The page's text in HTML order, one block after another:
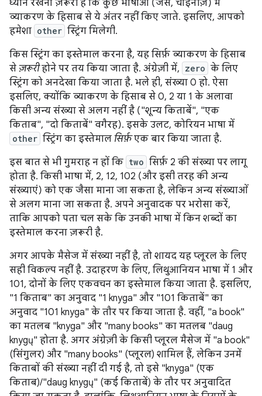
ध्यान रखना ज़रूरी है कि कुछ भाषाओं (जैसे, चाइनीज़) में
व्याकरण के हिसाब से ये अंतर नहीं किए जाते. इसलिए, आपको
हमेशा other स्ट्रिंग मिलेगी.
किस स्ट्रिंग का इस्तेमाल करना है, यह सिर्फ़ व्याकरण के हिसाब
से ज़रूरीहोने पर तय किया जाता है. अंग्रेज़ी में, zero के लिए
स्ट्रिंग को अनदेखा किया जाता है. भले ही, संख्या 0 हो. ऐसा
इसलिए, क्योंकि व्याकरण के हिसाब से 0, 2 या 1 के अलावा
किसी अन्य संख्या से अलग नहीं है ("शून्य किताबें", "एक
किताब", "दो किताबें" वगैरह). इसके उलट, कोरियन भाषा में
other स्ट्रिंग का इस्तेमाल सिर्फ़एक बार किया जाता है.
इस बात से भी गुमराह न हों कि two सिर्फ़ 2 की संख्या पर लागू
होता है. किसी भाषा में, 2, 12, 102 (और इसी तरह की अन्य
संख्याएं) को एक जैसा माना जा सकता है, लेकिन अन्य संख्याओं
से अलग माना जा सकता है. अपने अनुवादक पर भरोसा करें,
ताकि आपको पता चल सके कि उनकी भाषा में किन शब्दों का
इस्तेमाल करना ज़रूरी है.
अगर आपके मैसेज में संख्या नहीं है, तो शायद यह प्लूरल के लिए
सही विकल्प नहीं है. उदाहरण के लिए, लिथुआनियन भाषा में 1 और
101, दोनों के लिए एकवचन का इस्तेमाल किया जाता है. इसलिए,
"1 किताब" का अनुवाद "1 knyga" और "101 किताबें" का
अनुवाद "101 knyga" के तौर पर किया जाता है. वहीं, "a book"
का मतलब "knyga" और "many books" का मतलब "daug
knygų" होता है. अगर अंग्रेज़ी के किसी प्लूरल मैसेज में "a book"
(सिंगुलर) और "many books" (प्लूरल) शामिल हैं, लेकिन उनमें
किताबों की संख्या नहीं दी गई है, तो इसे "knyga" (एक
किताब)/"daug knygų" (कई किताबें) के तौर पर अनुवादित